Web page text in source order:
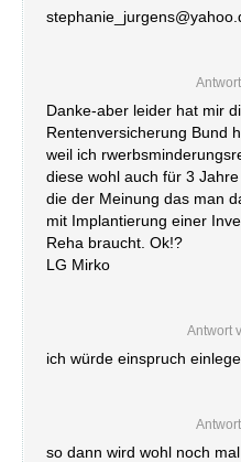
Danke-aber leider hat mir
Rentenversicherung Bund
weil ich
diese wohl auch für 3
die der Meinung das man
mit Implantierung einer
Reha braucht. Ok!?
LG Mirko
Antwort
ich würde einspruch
so dann wird wohl noch